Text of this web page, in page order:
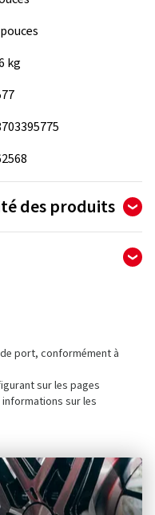
kg
des produits
MICHELIN
(pas pour
port, conformément à
sur les pages
sur les